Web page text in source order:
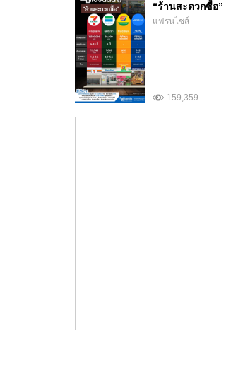
159,359
“ร้านสะดวกซื้อ”
แฟรนไชส์